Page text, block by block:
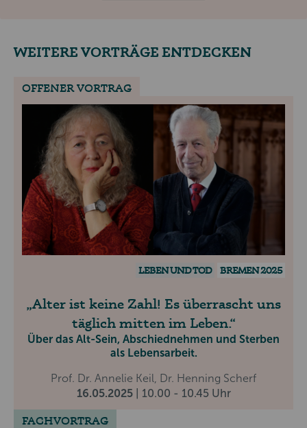
WEITERE VORTRÄGE ENTDECKEN
OFFENER VORTRAG
LEBEN UND TOD BREMEN 2025
Alter ist keine Zahl! Es überrascht uns
täglich mitten im Leben.
Über das Alt-Sein, Abschiednehmen und Sterben
als Lebensarbeit.
Prof. Dr. Annelie Keil, Dr. Henning Scherf
16.05.2025
| 10.00 - 10.45 Uhr
FACHVORTRAG